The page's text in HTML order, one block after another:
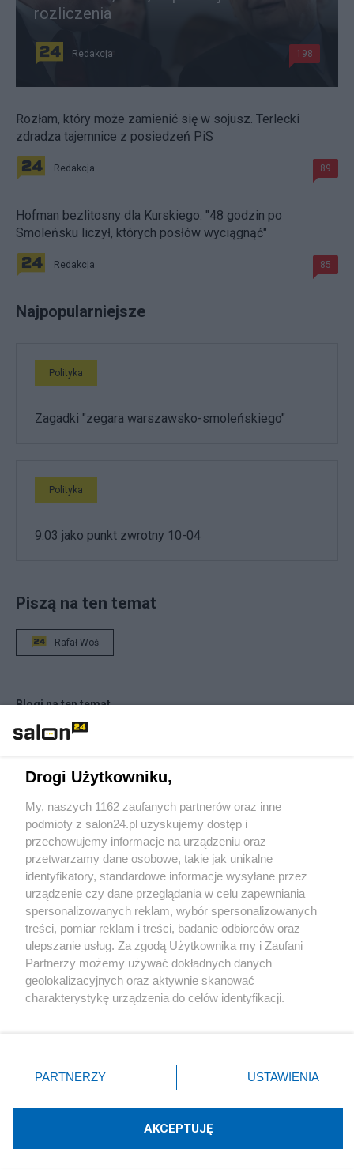
rozliczenia
Redakcja 198
Rozłam, który może zamienić się w sojusz. Terlecki
zdradza tajemnice z posiedzeń PiS
Redakcja 89
Hofman bezlitosny dla Kurskiego. "48 godzin po
Smoleńsku liczył, których posłów wyciągnąć"
Redakcja 85
Najpopularniejsze
Polityka
Zagadki "zegara warszawsko-smoleńskiego"
Polityka
9.03 jako punkt zwrotny 10-04
Piszą na ten temat
Rafał Woś
Blogi na ten temat
Zbigniew Kuźmiuk
Napisz notkę
Drogi Użytkowniku,
My, naszych 1162 zaufanych partnerów oraz inne
podmioty z salon24.pl uzyskujemy dostęp i
przechowujemy informacje na urządzeniu oraz
przetwarzamy dane osobowe, takie jak unikalne
identyfikatory, standardowe informacje wysyłane przez
urządzenie czy dane przeglądania w celu zapewniania
spersonalizowanych reklam, wybór spersonalizowanych
treści, pomiar reklam i treści, badanie odbiorców oraz
ulepszanie usług. Za zgodą Użytkownika my i Zaufani
Partnerzy możemy używać dokładnych danych
geolokalizacyjnych oraz aktywnie skanować
charakterystykę urządzenia do celów identyfikacji.
zmienić/wycofać klikając przycisk ustawień prywatności
znajdujący się w lewym dolnym rogu strony
rodzaje przetwarzania danych nie wymagają zgody
użytkownika, ale masz prawo sprzeciwić się takiemu
PARTNERZY USTAWIENIA
AKCEPTUJĘ